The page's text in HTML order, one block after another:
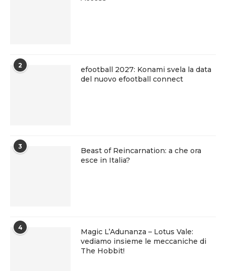
2
efootball 2027: Konami svela la data
del nuovo efootball connect
3
Beast of Reincarnation: a che ora
esce in Italia?
4
Magic L’Adunanza – Lotus Vale:
vediamo insieme le meccaniche di
The Hobbit!